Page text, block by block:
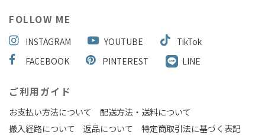
FOLLOW ME
INSTAGRAM YOUTUBE
TikTok
FACEBOOK
PINTEREST LINE
ご利用ガイド
お支払い方法について
配送方法・送料について
搬入経路について
返品について
特定商取引法に基づく表記